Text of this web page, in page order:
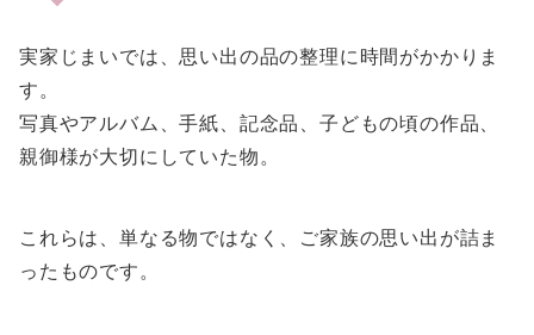
実家じまいでは、思い出の品の整理に時間がかかりま
す。
写真やアルバム、手紙、記念品、子どもの頃の作品、
親御様が大切にしていた物。
これらは、単なる物ではなく、ご家族の思い出が詰ま
ったものです。